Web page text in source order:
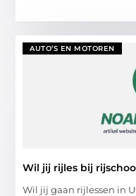
AUTO’S EN MOTOREN
Wil jij rijles bij
Wil jij gaan rijlessen in